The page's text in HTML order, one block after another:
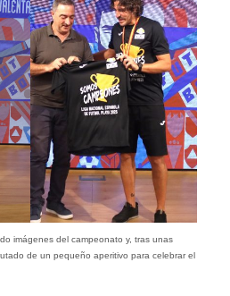
imágenes del campeonato y, tras unas
de un pequeño aperitivo para celebrar el